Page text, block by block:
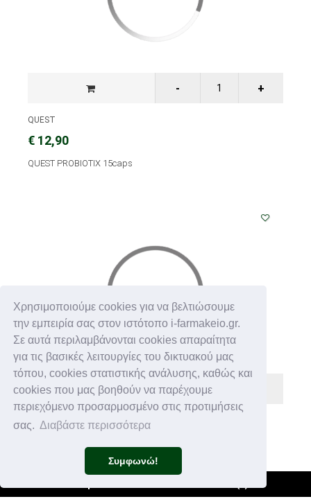
Χρησιμοποιούμε cookies για να βελτιώσουμε
την εμπειρία σας στον ιστότοπο i-farmakeio.gr.
Σε αυτά περιλαμβάνονται cookies απαραίτητα
για τις βασικές λειτουργίες του δικτυακού μας
τόπου, cookies στατιστικής ανάλυσης, καθώς και
cookies που μας βοηθούν να παρέχουμε
περιεχόμενο προσαρμοσμένο στις προτιμήσεις
σας. Διαβάστε περισσότερα
Συμφωνώ!
QUEST
€ 12,90
QUEST PROBIOTIX 15caps
QUEST
QUEST PROBIOTIX GOLD 15caps